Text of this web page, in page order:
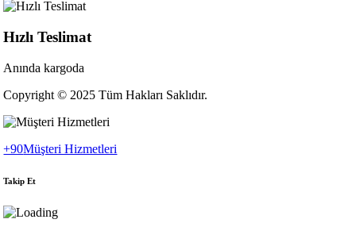
Hızlı Teslimat
Anında kargoda
Copyright © 2025 Tüm Hakları Saklıdır.
+90Müşteri Hizmetleri
Takip Et